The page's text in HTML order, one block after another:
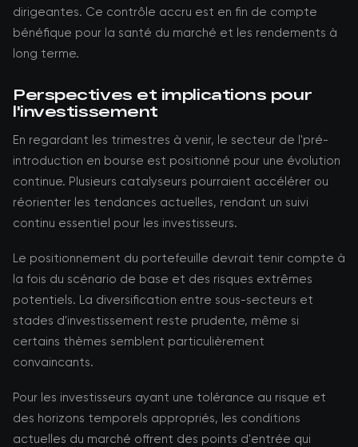
dirigeantes. Ce contrôle accru est en fin de compte
bénéfique pour la santé du marché et les rendements à
long terme.
Perspectives et implications pour
l'investissement
En regardant les trimestres à venir, le secteur de l'pré-
introduction en bourse est positionné pour une évolution
continue. Plusieurs catalyseurs pourraient accélérer ou
réorienter les tendances actuelles, rendant un suivi
continu essentiel pour les investisseurs.
Le positionnement du portefeuille devrait tenir compte à
la fois du scénario de base et des risques extrêmes
potentiels. La diversification entre sous-secteurs et
stades d'investissement reste prudente, même si
certains thèmes semblent particulièrement
convaincants.
Pour les investisseurs ayant une tolérance au risque et
des horizons temporels appropriés, les conditions
actuelles du marché offrent des points d'entrée qui